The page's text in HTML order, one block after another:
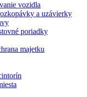
vozidla
a uzávierky
poriadky
majetku